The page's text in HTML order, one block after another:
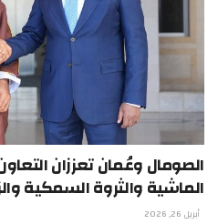
الصومال وعُمان تعززان
الماشية والثروة السمكية
أبريل 26, 2026